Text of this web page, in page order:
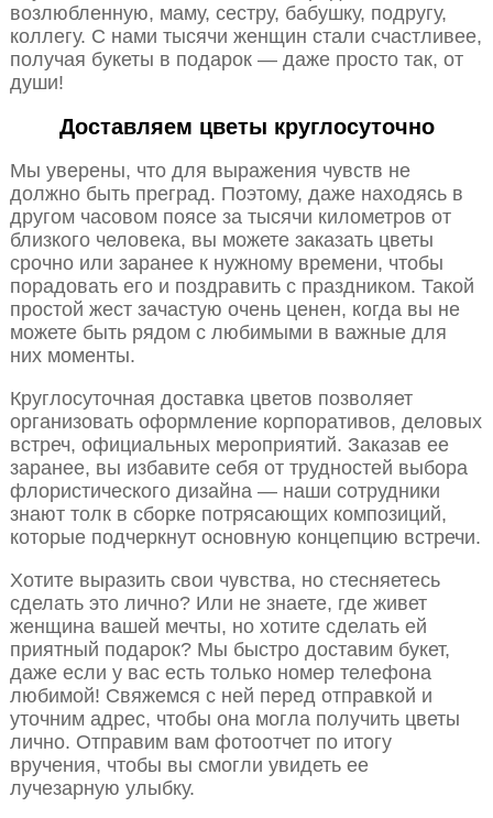
возлюбленную, маму, сестру, бабушку, подругу,
коллегу. С нами тысячи женщин стали счастливее,
получая букеты в подарок — даже просто так, от
души!
Доставляем цветы круглосуточно
Мы уверены, что для выражения чувств не
должно быть преград. Поэтому, даже находясь в
другом часовом поясе за тысячи километров от
близкого человека, вы можете заказать цветы
срочно или заранее к нужному времени, чтобы
порадовать его и поздравить с праздником. Такой
простой жест зачастую очень ценен, когда вы не
можете быть рядом с любимыми в важные для
них моменты.
Круглосуточная доставка цветов позволяет
организовать оформление корпоративов, деловых
встреч, официальных мероприятий. Заказав ее
заранее, вы избавите себя от трудностей выбора
флористического дизайна — наши сотрудники
знают толк в сборке потрясающих композиций,
которые подчеркнут основную концепцию встречи.
Хотите выразить свои чувства, но стесняетесь
сделать это лично? Или не знаете, где живет
женщина вашей мечты, но хотите сделать ей
приятный подарок? Мы быстро доставим букет,
даже если у вас есть только номер телефона
любимой! Свяжемся с ней перед отправкой и
уточним адрес, чтобы она могла получить цветы
лично. Отправим вам фотоотчет по итогу
вручения, чтобы вы смогли увидеть ее
лучезарную улыбку.